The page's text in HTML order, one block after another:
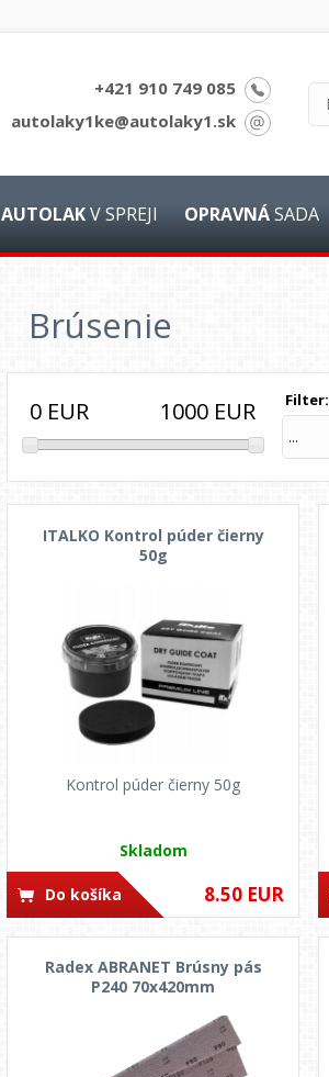
+421 910 749 085
autolaky1ke@autolaky1.sk
AUTOLAKV SPREJI OPRAVNÁSADA
Brúsenie
0 EUR 1000 EUR Filter:
...
ITALKO Kontrol púder čierny
50g
Kontrol púder čierny 50g
Skladom
8.50 EUR
Do košíka
Radex ABRANET Brúsny pás
P240 70x420mm